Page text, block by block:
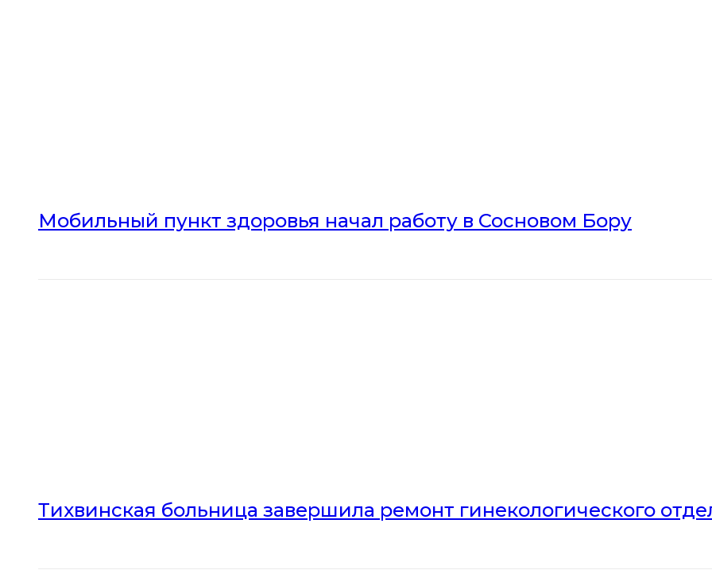
Мобильный пункт здоровья начал работу в Сосновом Бору
Тихвинская больница завершила ремонт гинекологического